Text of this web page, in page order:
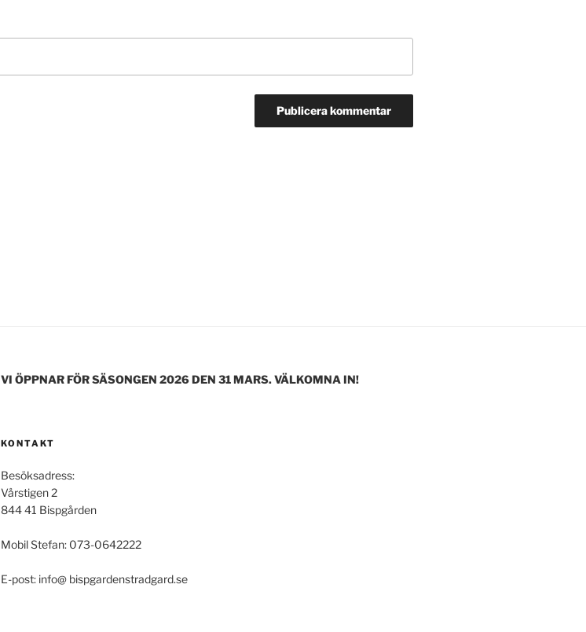
VI ÖPPNAR FÖR SÄSONGEN 2026 DEN 31 MARS. VÄLKOMNA IN!
KONTAKT
Besöksadress:
Vårstigen 2
844 41 Bispgården
Mobil Stefan: 073-0642222
E-post: info@ bispgardenstradgard.se